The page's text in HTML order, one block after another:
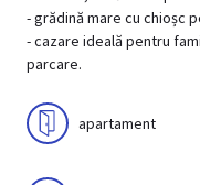
- grădină mare cu chioșc
- cazare ideală pentru
parcare.
apartament